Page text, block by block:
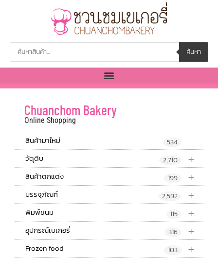
ค้นหา
Chuanchom Bakery
Online Shopping
สินค้ามาใหม่ 534
+
วัตุดิบ 2,710
+
สินค้าตกแต่ง 199
+
บรรจุภัณฑ์ 2,592
+
พิมพ์ขนม 115
+
อุปกรณ์เบเกอรี่ 316
+
Frozen food 103